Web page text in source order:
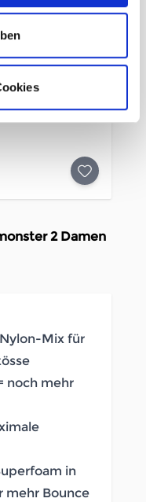
2 Damen
Mix für
noch mehr
in
mehr Bounce